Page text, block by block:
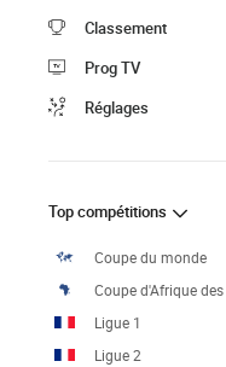
Classement
Prog TV
Réglages
Top compétitions
Coupe du monde
Coupe d'Afrique
Ligue 1
Ligue 2